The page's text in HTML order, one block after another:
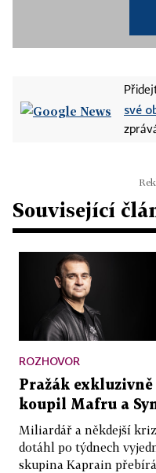
své
Související
ROZHOVOR
Pražák
koupil Mafru a
Miliardář a někdejší
dotáhl po týdnech
skupina Kaprain